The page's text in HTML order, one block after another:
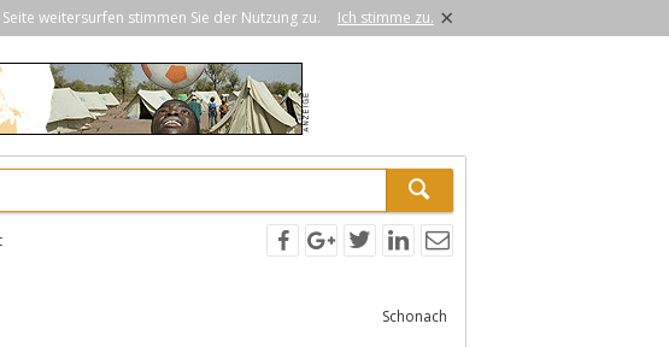
weitersurfen stimmen Sie der Nutzung zu. Ich stimme zu. ×
Schonach